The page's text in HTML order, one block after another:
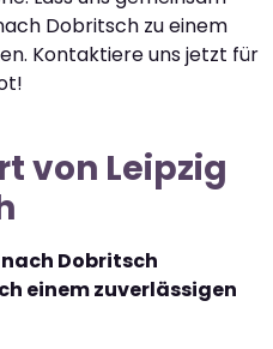
Dobritsch zu einem
Kontaktiere uns jetzt für
von Leipzig
Dobritsch
einem zuverlässigen